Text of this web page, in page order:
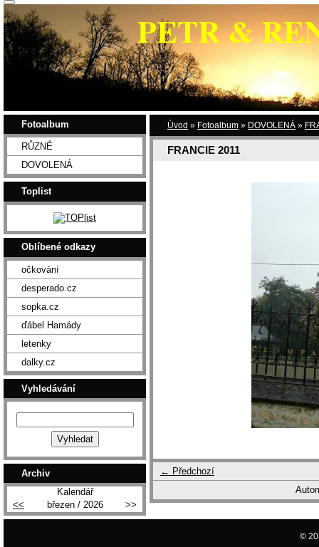
PETR &
Úvod » Fotoalbum » DOVOLENÁ »
FRANCIE 2011
← Předchozí
Fotoalbum
RŮZNÉ
DOVOLENÁ
Toplist
Oblíbené odkazy
očkování
desperado.cz
sopka.cz
ďábel Hamády
letenky
dalky.cz
Vyhledávání
Archiv
Kalendář
<<
březen / 2026 >>
©